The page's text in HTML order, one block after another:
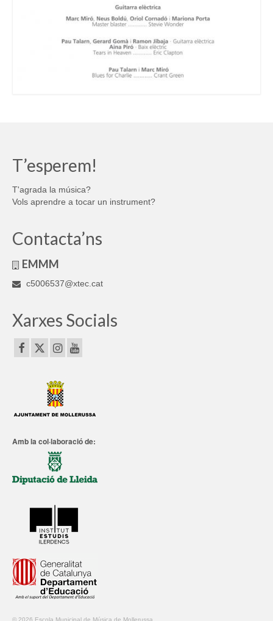
T’esperem!
T'agrada la música?
Vols aprendre a tocar un instrument?
Contacta’ns
EMMM
c5006537@xtec.cat
Xarxes Socials
Amb la col·laboració de: